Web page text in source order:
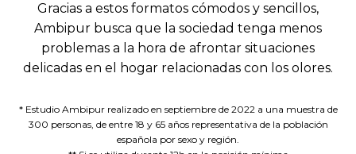
Gracias a estos formatos cómodos y sencillos,
Ambipur busca que la sociedad tenga menos
problemas a la hora de afrontar situaciones
delicadas en el hogar relacionadas con los olores.
* Estudio Ambipur realizado en septiembre de 2022 a una muestra de
300 personas, de entre 18 y 65 años representativa de la población
española por sexo y región.
N